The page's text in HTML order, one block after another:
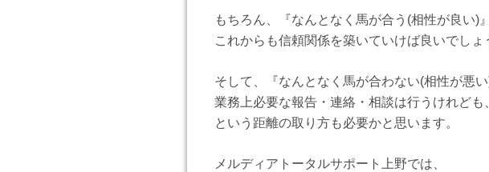
もちろん、『なんとなく馬が合う(相性が良い)
これからも信頼関係を築いていけば良いでしょ
そして、『なんとなく馬が合わない(相性が悪い
業務上必要な報告・連絡・相談は行うけれども
という距離の取り方も必要かと思います。
メルディアトータルサポート上野では、